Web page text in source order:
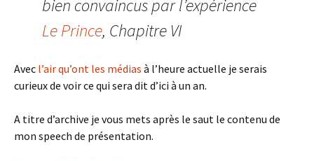
bien convaincus par l’expérience
Le Prince, Chapitre VI
Avec l’air qu’ont les médias à l’heure actuelle je serais
curieux de voir ce qui sera dit d’ici à un an.
A titre d’archive je vous mets après le saut le contenu de
mon speech de présentation.